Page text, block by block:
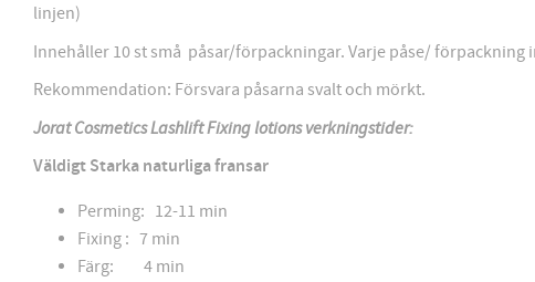
linjen)
Innehåller 10 st små påsar/förpackningar. Varje påse/
Rekommendation: Försvara påsarna svalt och mörkt.
Jorat Cosmetics Lashlift Fixing lotions verkningstider:
Väldigt Starka naturliga fransar
Perming: 12-11 min
Fixing : 7 min
Färg: 4 min